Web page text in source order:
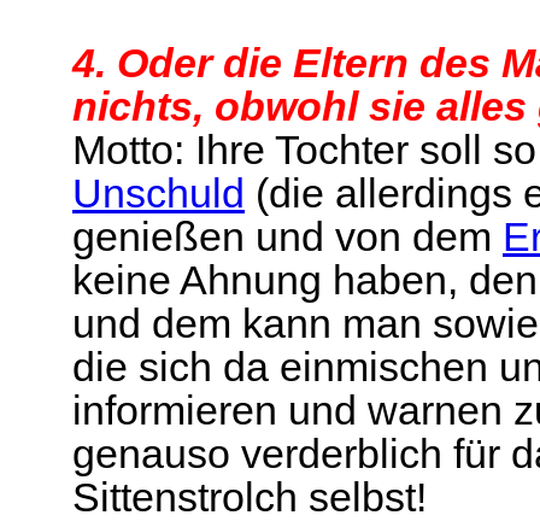
4. Oder die Eltern des
nichts, obwohl sie alles
Motto: Ihre Tochter soll
Unschuld (die allerdings
genießen und von dem
keine Ahnung haben,
und dem kann man
die sich da einmischen
informieren und warnen
genauso verderblich für
Sittenstrolch selbst!